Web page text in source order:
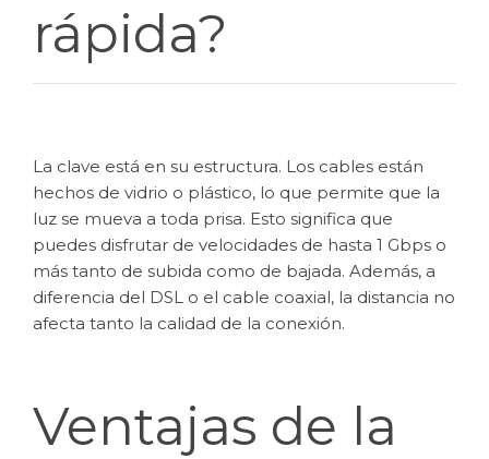
rápida?
La clave está en su estructura. Los cables están
hechos de vidrio o plástico, lo que permite que la
luz se mueva a toda prisa. Esto significa que
puedes disfrutar de velocidades de hasta 1 Gbps o
más tanto de subida como de bajada. Además, a
diferencia del DSL o el cable coaxial, la distancia no
afecta tanto la calidad de la conexión.
Ventajas de la